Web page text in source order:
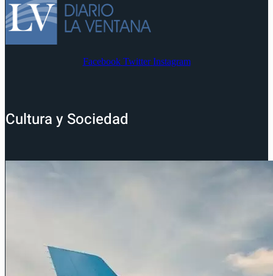
Facebook Twitter Instagram
Cultura y Sociedad